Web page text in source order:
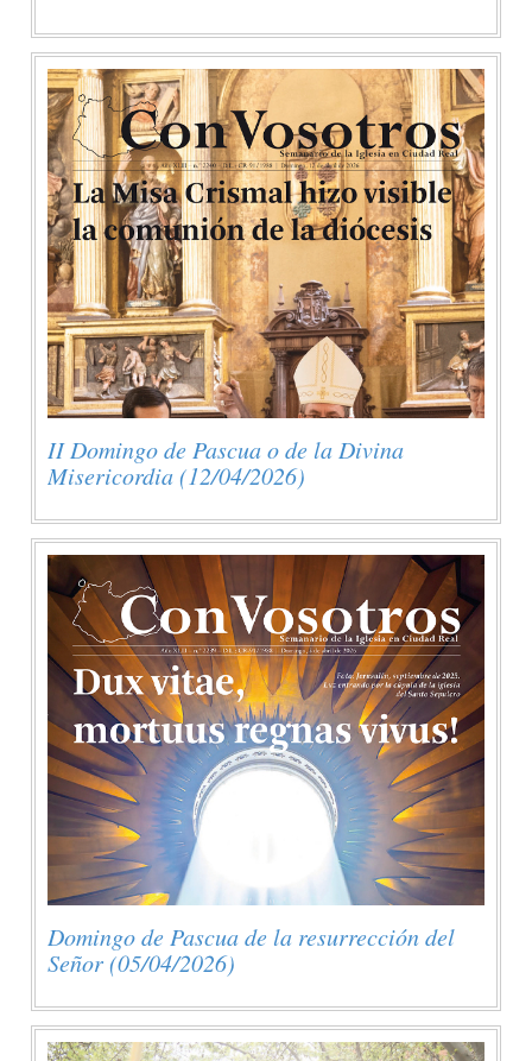
II Domingo de Pascua o de la Divina
Misericordia (12/04/2026)
Domingo de Pascua de la resurrección del
Señor (05/04/2026)